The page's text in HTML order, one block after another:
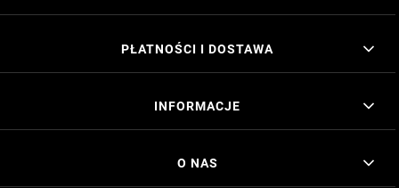
PŁATNOŚCI I DOSTAWA
INFORMACJE
O NAS